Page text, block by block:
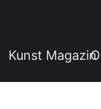
Kunst Magazin